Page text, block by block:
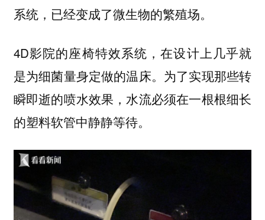
系统，已经变成了微生物的繁殖场。
4D影院的座椅特效系统，在设计上几乎就
是为细菌量身定做的温床。为了实现那些转
瞬即逝的喷水效果，水流必须在一根根细长
的塑料软管中静静等待。